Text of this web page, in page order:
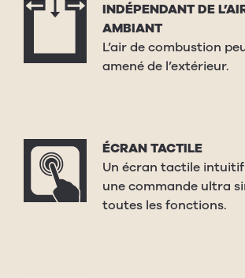
INDÉPENDANT DE
AMBIANT
L’air de combustion
amené de l’extérieur.
ÉCRAN TACTILE
Un écran tactile
une commande ultra
toutes les fonctions.